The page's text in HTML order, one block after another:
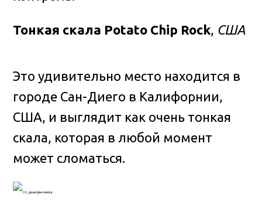
Тонкая скала Potato Chip Rock, США
Это удивительно место находится в
городе Сан-Диего в Калифорнии,
США, и выглядит как очень тонкая
скала, которая в любой момент
может сломаться.